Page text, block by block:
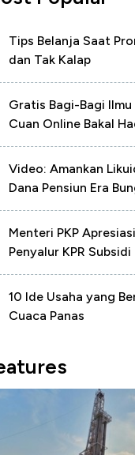
Tips Belanja Saat
dan Tak Kalap
Gratis Bagi-Bagi
Cuan Online Bakal
Video: Amankan
Dana Pensiun Era
Menteri PKP
Penyalur KPR
10 Ide Usaha yang
Cuaca Panas